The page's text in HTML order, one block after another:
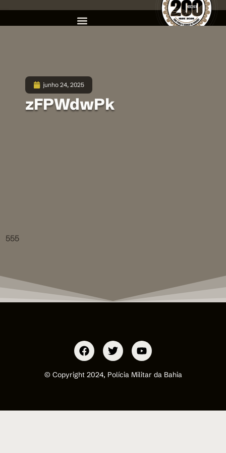
junho 24, 2025
zFPWdwPk
555
© Copyright 2024, Polícia Militar da Bahia